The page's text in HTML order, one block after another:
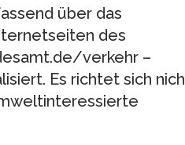
über das
des
verkehr –
Es richtet sich